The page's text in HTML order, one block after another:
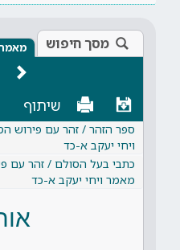
מסך חיפוש
שיתוף
ספר הזהר / זהר עם פירוש
ויחי יעקב א-כד
כתבי בעל הסולם / זהר עם
מאמר ויחי יעקב א-כד